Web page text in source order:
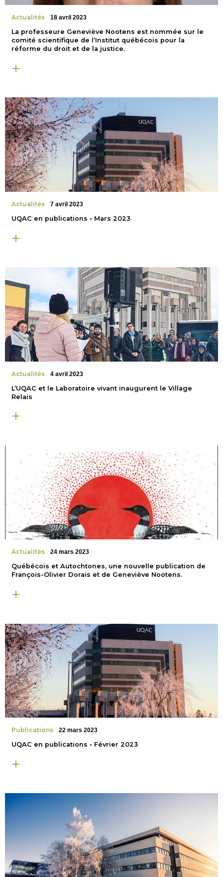
Actualités 18 avril 2023
La professeure Geneviève Nootens est nommée sur le
comité scientifique de l’Institut québécois pour la
réforme du droit et de la justice.
Actualités 7 avril 2023
UQAC en publications • Mars 2023
Actualités 4 avril 2023
L’UQAC et le Laboratoire vivant inaugurent le Village
Relais
Actualités 24 mars 2023
Québécois et Autochtones, une nouvelle publication de
François-Olivier Dorais et de Geneviève Nootens.
Publications 22 mars 2023
UQAC en publications • Février 2023